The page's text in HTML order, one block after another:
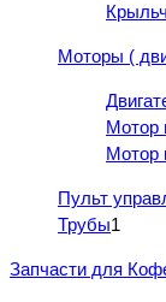
Моторы (
Мотор
Мотор
Пульт
Трубы1
Запчасти для